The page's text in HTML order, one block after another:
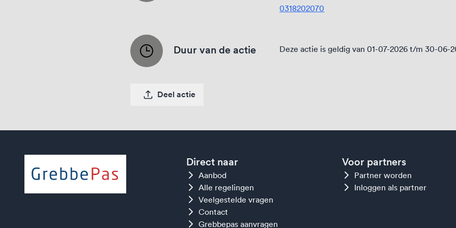
0318202070
Duur van de actie Deze actie is geldig van 01-07-2026 t/m 30-06-
Deel actie
Direct naar
Aanbod
Alle regelingen
Veelgestelde vragen
Contact
Grebbepas aanvragen
Voor partners
Partner worden
Inloggen als partner